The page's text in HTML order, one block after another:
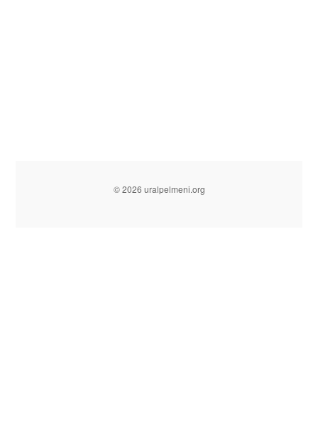
© 2026 uralpelmeni.org